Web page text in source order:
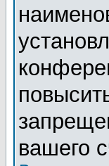
вашего